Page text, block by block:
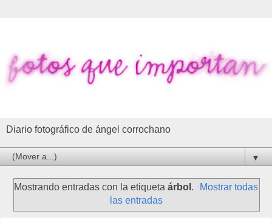
Diario fotográfico de ángel corrochano
▼
Mostrando entradas con la etiqueta árbol .
Mostrar todas
las entradas